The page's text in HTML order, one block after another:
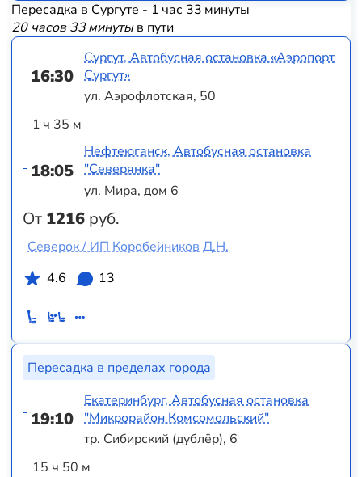
Пересадка в Сургуте - 1 час 33 минуты
20 часов 33 минутыв пути
16:30
1 ч 35 м
18:05
От 1216 руб.
Сургут, Автобусная остановка «Аэропорт
Сургут»
ул. Аэрофлотская, 50
Нефтеюганск, Автобусная остановка
"Северянка"
ул. Мира, дом 6
Северок / ИП Коробейников Д.Н.
4.6
13
Пересадка в пределах города
19:10
15 ч 50 м
Екатеринбург, Автобусная остановка
"Микрорайон Комсомольский"
тр. Сибирский (дублёр), 6